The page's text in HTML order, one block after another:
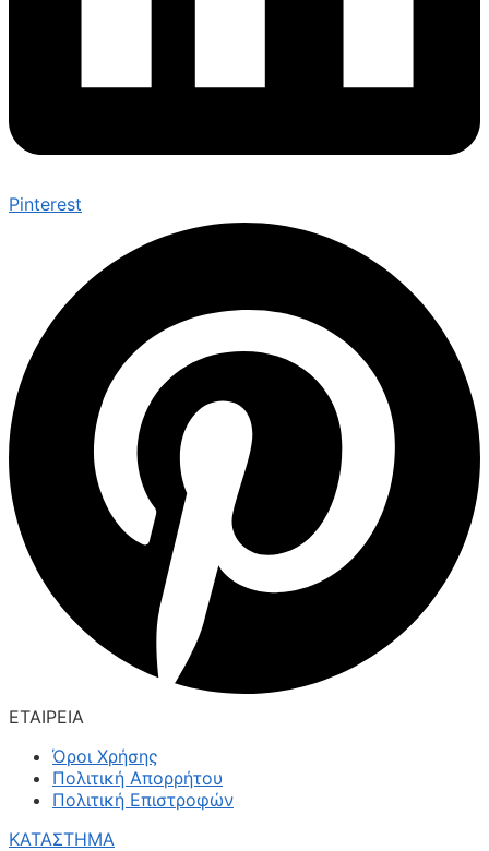
Pinterest
ΕΤΑΙΡΕΙΑ
Όροι Χρήσης
Πολιτική Απορρήτου
Πολιτική Επιστροφών
ΚΑΤΑΣΤΗΜΑ